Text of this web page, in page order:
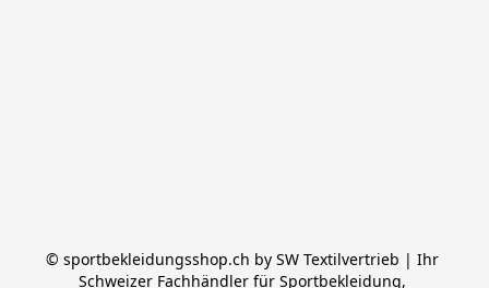
© sportbekleidungsshop.ch by SW Textilvertrieb | Ihr
Schweizer Fachhändler für Sportbekleidung,